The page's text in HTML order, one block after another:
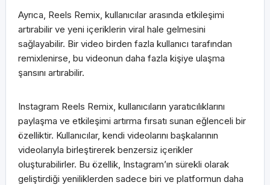
Ayrıca, Reels Remix, kullanıcılar arasında etkileşimi
artırabilir ve yeni içeriklerin viral hale gelmesini
sağlayabilir. Bir video birden fazla kullanıcı tarafından
remixlenirse, bu videonun daha fazla kişiye ulaşma
şansını artırabilir.
Instagram Reels Remix, kullanıcıların yaratıcılıklarını
paylaşma ve etkileşimi artırma fırsatı sunan eğlenceli bir
özelliktir. Kullanıcılar, kendi videolarını başkalarının
videolarıyla birleştirerek benzersiz içerikler
oluşturabilirler. Bu özellik, Instagram’ın sürekli olarak
geliştirdiği yeniliklerden sadece biri ve platformun daha